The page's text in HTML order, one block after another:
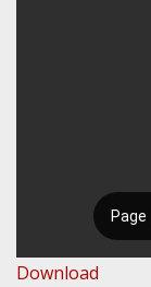
Download